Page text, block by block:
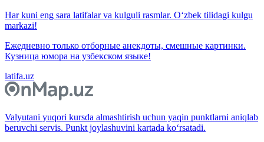
Har kuni eng sara latifalar va kulguli rasmlar. O‘zbek tilidagi kulgu
markazi!
Ежедневно только отборные анекдоты, смешные картинки.
Кузница юмора на узбекском языке!
latifa.uz
Valyutani yuqori kursda almashtirish uchun yaqin punktlarni aniqlab
beruvchi servis. Punkt joylashuvini kartada ko‘rsatadi.